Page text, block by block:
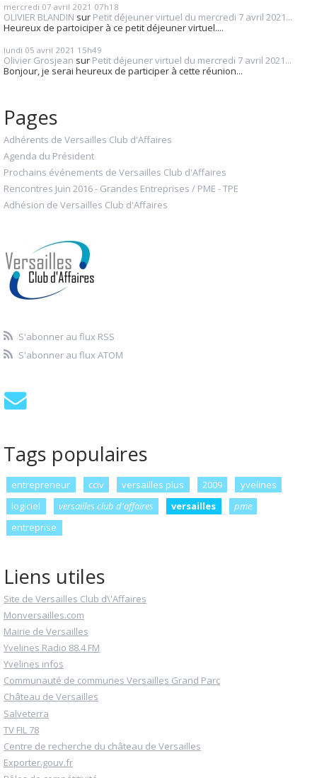
mercredi 07 avril 2021 07h18
OLIVIER BLANDIN sur Petit déjeuner virtuel du mercredi 7 avril 2021...
Heureux de partoiciper à ce petit déjeuner virtuel....
lundi 05 avril 2021 15h49
Olivier Grosjean sur Petit déjeuner virtuel du mercredi 7 avril 2021...
Bonjour, je serai heureux de participer à cette réunion...
Pages
Adhérents de Versailles Club d'Affaires
Agenda du Président
Prochains événements de Versailles Club d'Affaires
Rencontres Juin 2016 - Grandes Entreprises / PME - TPE
Adhésion de Versailles Club d'Affaires
S'abonner au flux RSS
S'abonner au flux ATOM
Tags populaires
entrepreneur cciv versailles plus 2009
yvelines
logiciel
versailles club d'affaires versailles
pme
entreprise
Liens utiles
Site de Versailles Club d\'Affaires
Monversailles.com
Mairie de Versailles
Yvelines Radio 88.4 FM
Yvelines infos
Communauté de communes Versailles Grand Parc
Château de Versailles
Salveterra
TV FIL 78
Centre de recherche du château de Versailles
Exporter.gouv.fr